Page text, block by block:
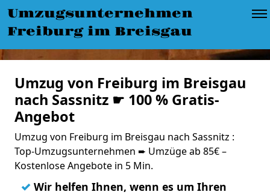
Umzugsunternehmen
Freiburg im Breisgau
Umzug von Freiburg im Breisgau
nach Sassnitz ☛ 100 % Gratis-
Angebot
Umzug von Freiburg im Breisgau nach Sassnitz :
Top-Umzugsunternehmen ➨ Umzüge ab 85€ –
Kostenlose Angebote in 5 Min.
✓ Wir helfen Ihnen, wenn es um Ihren